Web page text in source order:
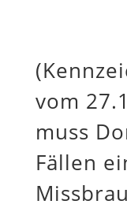
vom
muss
Fällen